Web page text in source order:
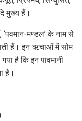
मुख्य हैं।
मण्डल’ के नाम से
हैं। इन ऋचाओं में सोम
है कि इन पावमानी
है।